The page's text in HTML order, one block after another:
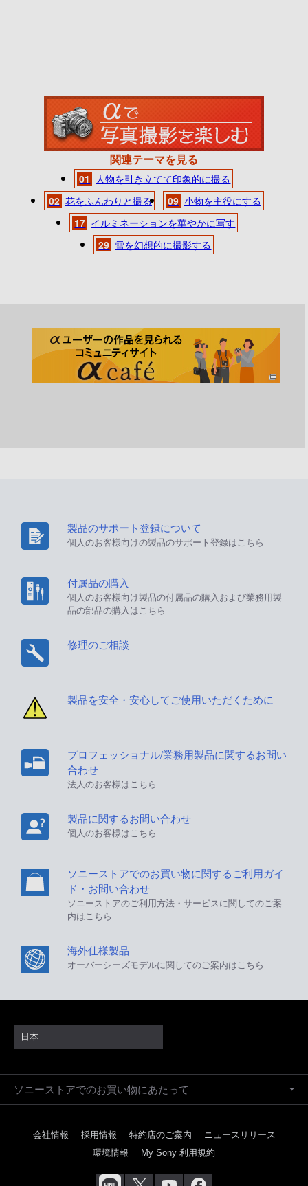
関連テーマを見る
01
人物を引き立てて印象的に撮る
02 花をふんわりと撮る 09 小物を主役にする
17 イルミネーションを華やかに写す
29 雪を幻想的に撮影する
製品のサポート登録について
個人のお客様向けの製品のサポート登録はこちら
付属品の購入
個人のお客様向け製品の付属品の購入および業務用製
品の部品の購入はこちら
修理のご相談
製品を安全・安心してご使用いただくために
プロフェッショナル/業務用製品に関するお問い
合わせ
法人のお客様はこちら
製品に関するお問い合わせ
個人のお客様はこちら
ソニーストアでのお買い物に関するご利用ガイ
ド・お問い合わせ
ソニーストアのご利用方法・サービスに関してのご案
内はこちら
海外仕様製品
オーバーシーズモデルに関してのご案内はこちら
日本
ソニーストアでのお買い物にあたって
会社情報 採用情報 特約店のご案内
ニュースリリース
環境情報
My Sony 利用規約